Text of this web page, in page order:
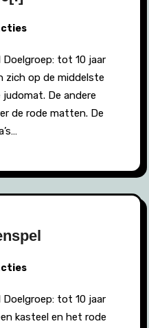
zich op de middelste
De andere
de rode matten. De
kasteel en het rode